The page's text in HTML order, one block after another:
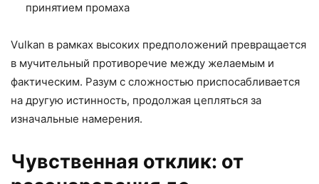
принятием промаха
Vulkan в рамках высоких предположений превращается
в мучительный противоречие между желаемым и
фактическим. Разум с сложностью приспосабливается
на другую истинность, продолжая цепляться за
изначальные намерения.
Чувственная отклик: от